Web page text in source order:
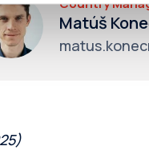
Country
Matúš